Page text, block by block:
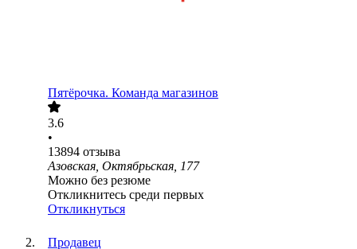
Пятёрочка. Команда магазинов
3.6
•
13894 отзыва
Азовская, Октябрьская, 177
Можно без резюме
Откликнитесь среди первых
Откликнуться
Продавец